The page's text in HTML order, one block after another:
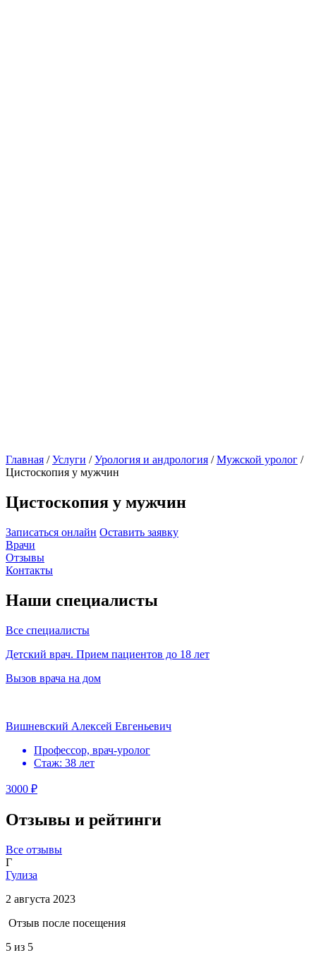
Главная /Услуги /Урология и андрология /Мужской уролог /
Цистоскопия у мужчин
Цистоскопия у мужчин
Записаться онлайн Оставить заявку
Врачи
Отзывы
Контакты
Наши специалисты
Все специалисты
Детский врач. Прием пациентов до 18 лет
Вызов врача на дом
Вишневский Алексей Евгеньевич
Профессор, врач-уролог
Стаж: 38 лет
3000 ₽
Отзывы и рейтинги
Все отзывы
Г
Гулиза
2 августа 2023
Отзыв после посещения
5 из 5